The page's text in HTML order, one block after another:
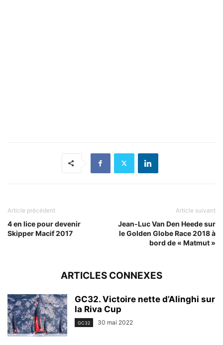
Article précédent
4 en lice pour devenir
Skipper Macif 2017
Article suivant
Jean-Luc Van Den Heede sur
le Golden Globe Race 2018 à
bord de « Matmut »
ARTICLES CONNEXES
GC32. Victoire nette d’Alinghi sur
la Riva Cup
GC32 30 mai 2022